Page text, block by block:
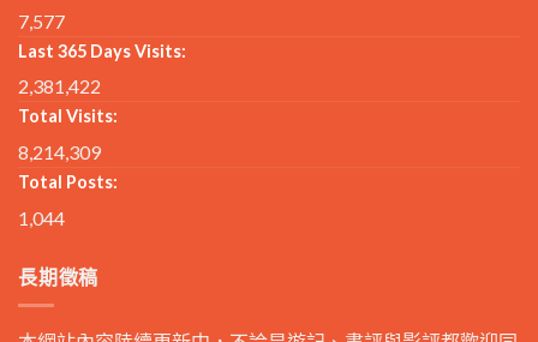
7,577
Last 365 Days Visits:
2,381,422
Total Visits:
8,214,309
Total Posts:
1,044
長期徵稿